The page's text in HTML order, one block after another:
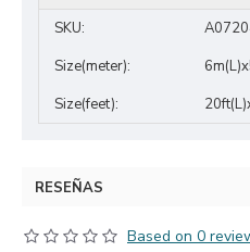
SKU:
Size(meter):
Size(feet):
RESEÑAS
Based on 0